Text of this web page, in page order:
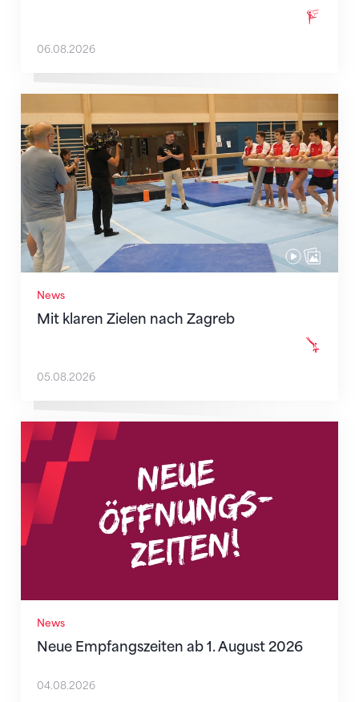
06.08.2026
News
Mit klaren Zielen nach Zagreb
Mit klaren Zielen nach Zagreb
05.08.2026
News
Neue Empfangszeiten ab 1. August 2026
Neue Empfangszeiten ab 1. August 2026
04.08.2026